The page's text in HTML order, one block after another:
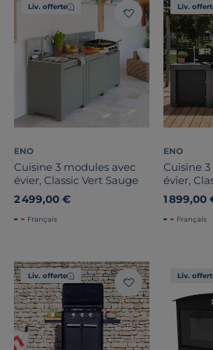
Liv. offerte
ENO
Cuisine 3 modules avec
évier, Classic Vert Sauge
2 499,00 €
Français
Liv.
ENO
Cuisine
évier,
1 899,00
Français
Liv. offerte Liv.